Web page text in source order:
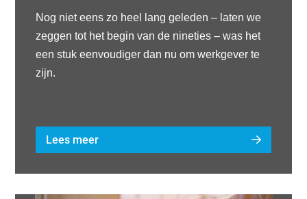
Nog niet eens zo heel lang geleden – laten we
zeggen tot het begin van de nineties – was het
een stuk eenvoudiger dan nu om werkgever te
zijn.
Lees meer